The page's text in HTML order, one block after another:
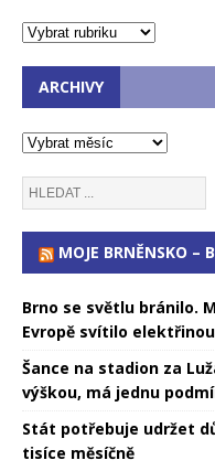
ARCHIVY
MOJE BRNĚNSKO –
Brno se světlu bránilo.
Evropě svítilo elektřinou
Šance na stadion za
výškou, má jednu
Stát potřebuje udržet
tisíce měsíčně